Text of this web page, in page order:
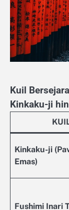
Kuil
Kinkaku-ji
Kinkaku-ji
Emas)
Fushimi Inari